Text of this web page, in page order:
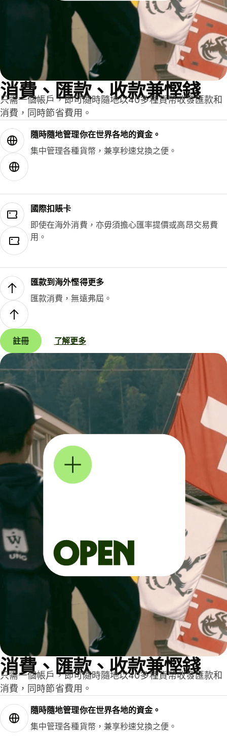
消費、匯款、收款兼慳錢
只需一個帳戶，即可隨時隨地以40多種貨幣收發匯款和
消費，同時節省費用。
隨時隨地管理你在世界各地的資金。
集中管理各種貨幣，兼享秒速兌換之便。
國際扣賬卡
即使在海外消費，亦毋須擔心匯率提價或高昂交易費
用。
匯款到海外慳得更多
匯款消費，無遠弗屆。
註冊 了解更多
消費、匯款、收款兼慳錢
只需一個帳戶，即可隨時隨地以40多種貨幣收發匯款和
消費，同時節省費用。
隨時隨地管理你在世界各地的資金。
集中管理各種貨幣，兼享秒速兌換之便。